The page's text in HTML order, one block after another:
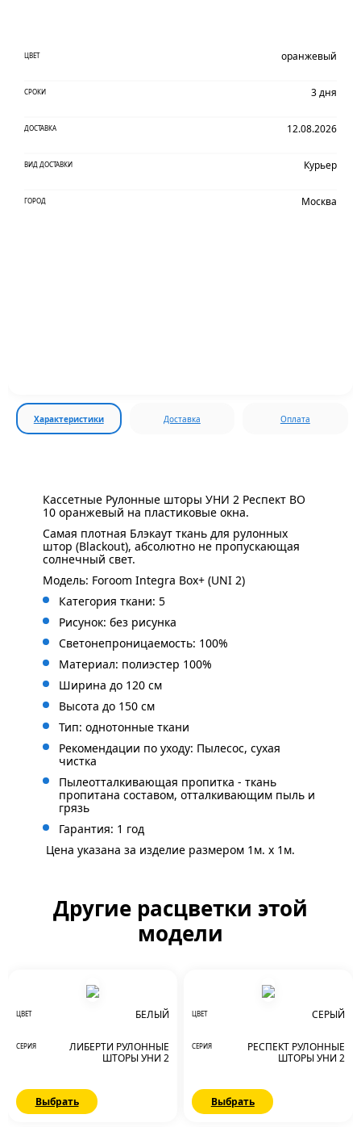
ЦВЕТ оранжевый
СРОКИ 3 дня
ДОСТАВКА 12.08.2026
ВИД ДОСТАВКИ Курьер
ГОРОД Москва
Характеристики Доставка Оплата
Кассетные Рулонные шторы УНИ 2 Респект BO
10 оранжевый на пластиковые окна.
Самая плотная Блэкаут ткань для рулонных
штор (Blackout), абсолютно не пропускающая
солнечный свет.
Модель: Foroom Integra Box+ (UNI 2)
Категория ткани: 5
Рисунок: без рисунка
Светонепроницаемость: 100%
Материал: полиэстер 100%
Ширина до 120 см
Высота до 150 см
Тип: однотонные ткани
Рекомендации по уходу: Пылесос, сухая
чистка
Пылеотталкивающая пропитка - ткань
пропитана составом, отталкивающим пыль и
грязь
Гарантия: 1 год
Цена указана за изделие размером 1м. x 1м.
Другие расцветки этой
модели
ЦВЕТ БЕЛЫЙ
СЕРИЯ
ЛИБЕРТИ РУЛОННЫЕ
ШТОРЫ УНИ 2
Выбрать
ЦВЕТ СЕРЫЙ
СЕРИЯ
РЕСПЕКТ РУЛОННЫЕ
ШТОРЫ УНИ 2
Выбрать